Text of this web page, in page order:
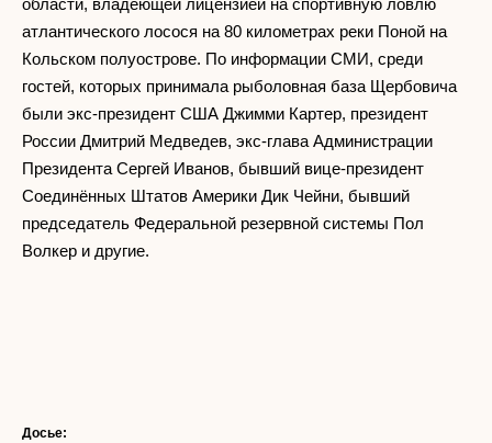
области, владеющей лицензией на спортивную ловлю
атлантического лосося на 80 километрах реки Поной на
Кольском полуострове. По информации СМИ, среди
гостей, которых принимала рыболовная база Щербовича
были экс-президент США Джимми Картер, президент
России Дмитрий Медведев, экс-глава Администрации
Президента Сергей Иванов, бывший вице-президент
Соединённых Штатов Америки Дик Чейни, бывший
председатель Федеральной резервной системы Пол
Волкер и другие.
Досье: